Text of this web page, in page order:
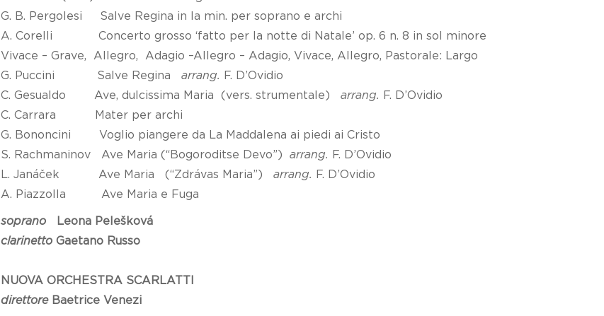
G. B. Pergolesi Salve Regina in la min. per soprano e archi
A. Corelli Concerto grosso ‘fatto per la notte di Natale’ op. 6 n. 8 in sol minore
Vivace – Grave, Allegro, Adagio –Allegro – Adagio, Vivace, Allegro, Pastorale: Largo
G. Puccini Salve Regina arrang.
F. D’Ovidio
C. Gesualdo Ave, dulcissima Maria (vers. strumentale) arrang.
F. D’Ovidio
C. Carrara Mater per archi
G. Bononcini Voglio piangere da La Maddalena ai piedi ai Cristo
S. Rachmaninov Ave Maria (“Bogoroditse Devo”) arrang.
F. D’Ovidio
L. Janáček Ave Maria (“Zdrávas Maria”)
arrang.
F. D’Ovidio
A. Piazzolla Ave Maria e Fuga
soprano Leona Pelešková
clarinetto Gaetano Russo
NUOVA ORCHESTRA SCARLATTI
direttoreBaetrice Venezi